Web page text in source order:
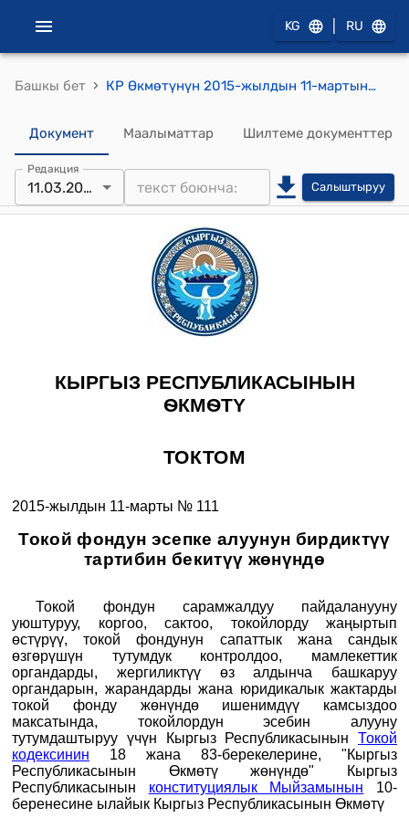
KG RU
Башкы бет › КР Өкмөтүнүн 2015-жылдын 11-мартындагы № 111 "Токой фондун эсепке алуунун бирдиктүү тартибин бекитүү жөнүндө" токтому
Документ Маалыматтар Шилтеме документтер
Редакция
11.03.2015 Салыштыруу